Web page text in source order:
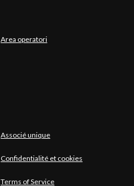
Area operatori
Associé unique
Confidentialité et cookies
Terms of Service